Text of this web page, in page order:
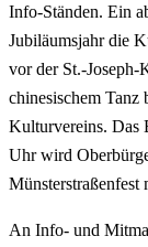
Info-Ständen. Ein
Jubiläumsjahr die
vor der St.-Joseph-
chinesischem Tanz
Kulturvereins. Das
Uhr wird
An Info- und